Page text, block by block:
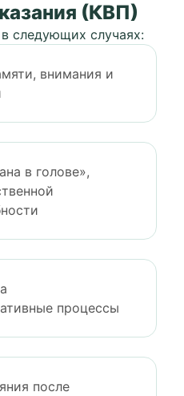
(КВП)
следующих случаях:
внимания и
в голове»,
процессы
после